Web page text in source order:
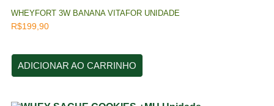
WHEYFORT 3W BANANA VITAFOR UNIDADE
R$199,90
ADICIONAR AO CARRINHO